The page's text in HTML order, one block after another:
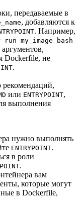
передаваемые в
, добавляются к
. Например,
run my_image bash
Dockerfile, не
.
рекомендаций,
или ENTRYPOINT,
выполнения
нужно выполнять
ENTRYPOINT.
в роли
.
вам
которые могут
в Dockerfile,